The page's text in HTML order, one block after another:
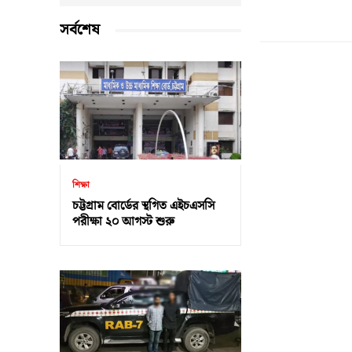
সর্বশেষ
শিক্ষা
চট্টগ্রাম বোর্ডের স্থগিত এইচএসসি
পরীক্ষা ২০ আগস্ট শুরু